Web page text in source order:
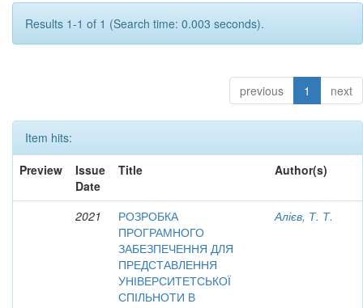
Results 1-1 of 1 (Search time: 0.003 seconds).
previous 1 next
Item hits:
Preview
Issue
Date
Title Author(s)
2021
РОЗРОБКА
ПРОГРАМНОГО
ЗАБЕЗПЕЧЕННЯ ДЛЯ
ПРЕДСТАВЛЕННЯ
УНІВЕРСИТЕТСЬКОЇ
СПІЛЬНОТИ В
Алієв, Т. Т.